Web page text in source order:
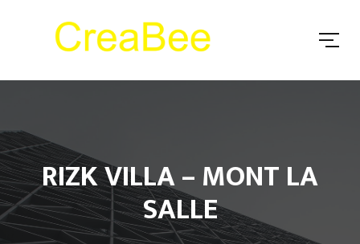
RIZK VILLA – MONT LA
SALLE